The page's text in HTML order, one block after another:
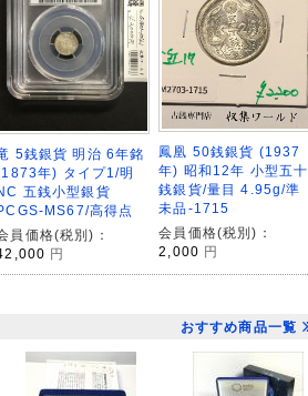
5銭銀貨 明治 6年銘
年) タイプ1/明
五銭小型銀貨
MS67/高得点
員価格(税別)：
円
鳳凰 50銭銀貨 (1937
年) 昭和12年 小型五十
銭銀貨/量目 4.95g/準
未品-1715
会員価格(税別)：
2,000 円
おすすめ商品一覧